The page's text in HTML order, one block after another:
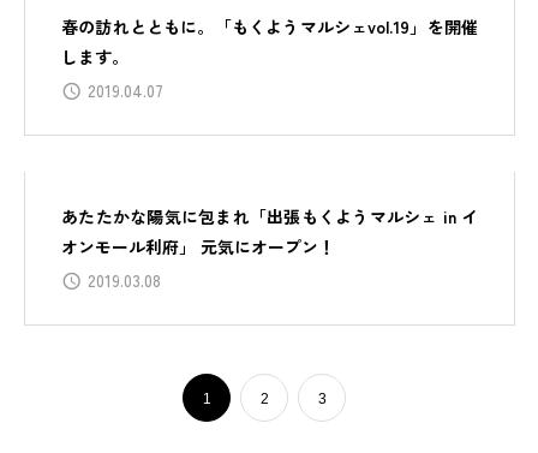
春の訪れとともに。「もくようマルシェvol.19」を開催
します。
2019.04.07
あたたかな陽気に包まれ「出張もくようマルシェ in イ
オンモール利府」 元気にオープン！
2019.03.08
1 2 3